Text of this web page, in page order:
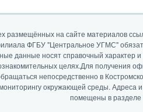
размещённых на сайте материалов
ФГБУ "Центральное УГМС"
данные носят справочный характер и
целях.Для получения
непосредственно в
окружающей среды. Адреса
помещены в разделе